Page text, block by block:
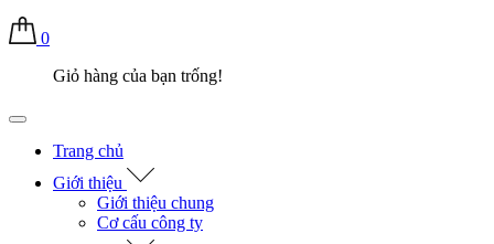
0
Giỏ hàng của bạn trống!
Trang chủ
Giới thiệu
Giới thiệu chung
Cơ cấu công ty